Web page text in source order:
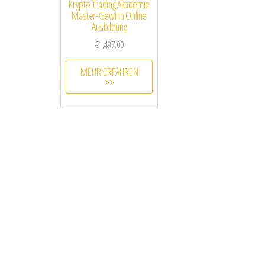
Krypto Trading Akademie
Master-Gewinn Online
Ausbildung
€1,497.00
MEHR ERFAHREN
>>